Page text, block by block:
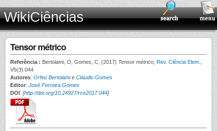
WikiCiências
Tensor métrico
Referência : Bertolami, O, Gomes, C, (2017) Tensor métrico Rev. Ciência Elem.
V5(3):044
Autores: Orfeu Bertolamie Cláudio Gomes
Editor: José Ferreira Gomes
DOI: [http://doi.org/10.24927/rce2017.044]